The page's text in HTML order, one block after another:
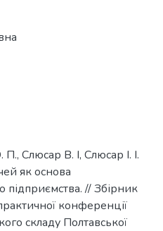
Слюсар В. І, Слюсар І. І.
як основа
підприємства. // Збірник
конференції
складу Полтавської